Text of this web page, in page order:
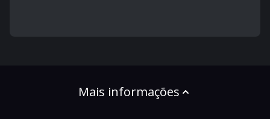
Mais informações